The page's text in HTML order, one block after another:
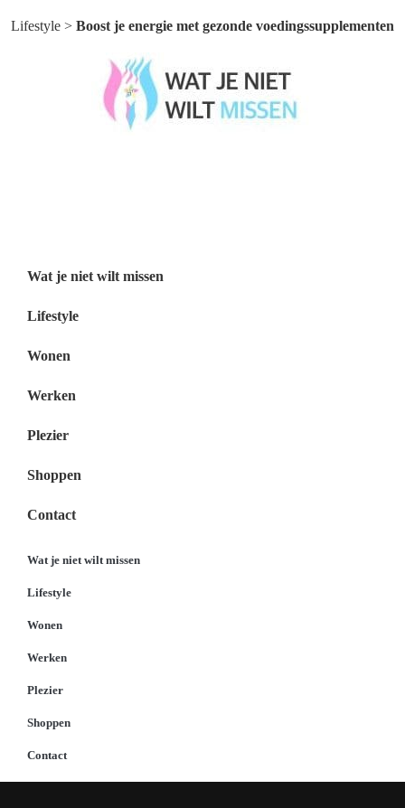
Lifestyle > Boost je energie met gezonde voedingssupplementen
Wat je niet wilt missen
Lifestyle
Wonen
Werken
Plezier
Shoppen
Contact
Wat je niet wilt missen
Lifestyle
Wonen
Werken
Plezier
Shoppen
Contact